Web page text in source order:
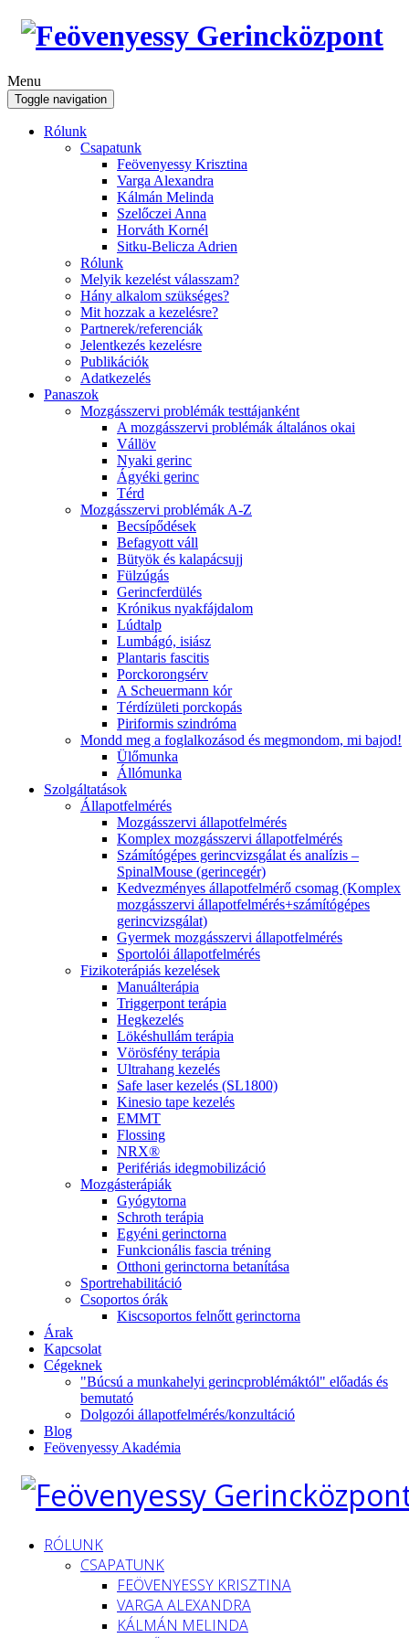
Menu
Toggle navigation
Rólunk
Csapatunk
Feövenyessy Krisztina
Varga Alexandra
Kálmán Melinda
Szelőczei Anna
Horváth Kornél
Sitku-Belicza Adrien
Rólunk
Melyik kezelést válasszam?
Hány alkalom szükséges?
Mit hozzak a kezelésre?
Partnerek/referenciák
Jelentkezés kezelésre
Publikációk
Adatkezelés
Panaszok
Mozgásszervi problémák testtájanként
A mozgásszervi problémák általános okai
Vállöv
Nyaki gerinc
Ágyéki gerinc
Térd
Mozgásszervi problémák A-Z
Becsípődések
Befagyott váll
Bütyök és kalapácsujj
Fülzúgás
Gerincferdülés
Krónikus nyakfájdalom
Lúdtalp
Lumbágó, isiász
Plantaris fascitis
Porckorongsérv
A Scheuermann kór
Térdízületi porckopás
Piriformis szindróma
Mondd meg a foglalkozásod és megmondom, mi bajod!
Ülőmunka
Állómunka
Szolgáltatások
Állapotfelmérés
Mozgásszervi állapotfelmérés
Komplex mozgásszervi állapotfelmérés
Számítógépes gerincvizsgálat és analízis –
SpinalMouse (gerincegér)
Kedvezményes állapotfelmérő csomag (Komplex
mozgásszervi állapotfelmérés+számítógépes
gerincvizsgálat)
Gyermek mozgásszervi állapotfelmérés
Sportolói állapotfelmérés
Fizikoterápiás kezelések
Manuálterápia
Triggerpont terápia
Hegkezelés
Lökéshullám terápia
Vörösfény terápia
Ultrahang kezelés
Safe laser kezelés (SL1800)
Kinesio tape kezelés
EMMT
Flossing
NRX®
Perifériás idegmobilizáció
Mozgásterápiák
Gyógytorna
Schroth terápia
Egyéni gerinctorna
Funkcionális fascia tréning
Otthoni gerinctorna betanítása
Sportrehabilitáció
Csoportos órák
Kiscsoportos felnőtt gerinctorna
Árak
Kapcsolat
Cégeknek
"Búcsú a munkahelyi gerincproblémáktól" előadás és
bemutató
Dolgozói állapotfelmérés/konzultáció
Blog
Feövenyessy Akadémia
RÓLUNK
CSAPATUNK
FEÖVENYESSY KRISZTINA
VARGA ALEXANDRA
KÁLMÁN MELINDA